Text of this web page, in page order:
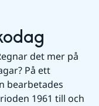
det mer på
På ett
bearbetades
1961 till och